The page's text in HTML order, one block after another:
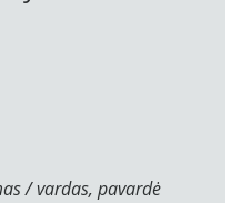
/ vardas, pavardė